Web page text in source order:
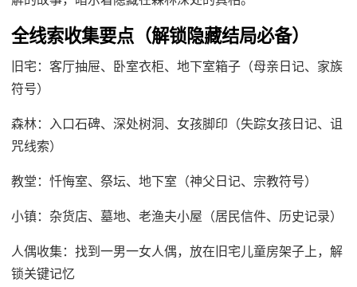
全线索收集要点（解锁隐藏结局必备）
旧宅：客厅抽屉、卧室衣柜、地下室箱子（母亲日记、家族
符号）
森林：入口石碑、深处树洞、女孩脚印（失踪女孩日记、诅
咒线索）
教堂：忏悔室、祭坛、地下室（神父日记、宗教符号）
小镇：杂货店、墓地、老渔夫小屋（居民信件、历史记录）
人偶收集：找到一男一女人偶，放在旧宅儿童房架子上，解
锁关键记忆